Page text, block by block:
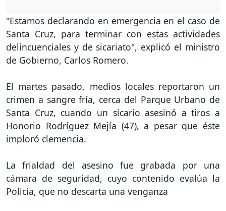
"Estamos declarando en emergencia en el caso de
Santa Cruz, para terminar con estas actividades
delincuenciales y de sicariato", explicó el ministro
de Gobierno, Carlos Romero.
El martes pasado, medios locales reportaron un
crimen a sangre fría, cerca del Parque Urbano de
Santa Cruz, cuando un sicario asesinó a tiros a
Honorio Rodríguez Mejía (47), a pesar que éste
imploró clemencia.
La frialdad del asesino fue grabada por una
cámara de seguridad, cuyo contenido evalúa la
Policía, que no descarta una venganza